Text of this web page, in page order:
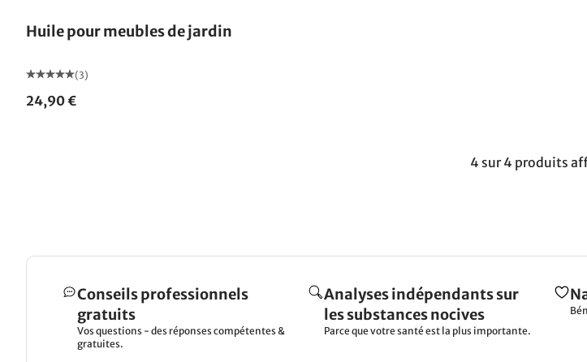
Huile pour meubles de jardin
(3)
24,90 €
4 sur 4 produits
Conseils professionnels
gratuits
Vos questions - des réponses compétentes &
gratuites.
Analyses indépendants sur
les substances nocives
Parce que votre santé est la plus importante.